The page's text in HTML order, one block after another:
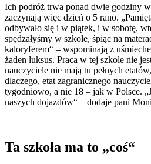
Ich podróż trwa ponad dwie godziny
zaczynają więc dzień o 5 rano.
odbywało się i w piątek, i w sobotę,
spędzałyśmy w szkole, śpiąc na
kaloryferem“ – wspominają z
żaden luksus. Praca w tej szkole nie
nauczyciele nie mają tu pełnych
dlaczego, etat zagranicznego
tygodniowo, a nie 18 – jak w Polsce.
naszych dojazdów“ – dodaje pani
Ta szkoła ma to „coś“